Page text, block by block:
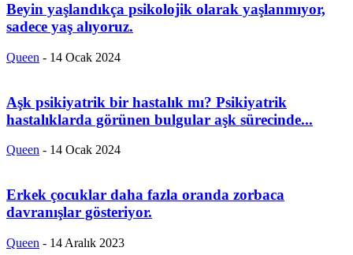
Beyin yaşlandıkça psikolojik olarak yaşlanmıyor,
sadece yaş alıyoruz.
Queen - 14 Ocak 2024
Aşk psikiyatrik bir hastalık mı? Psikiyatrik
hastalıklarda görünen bulgular aşk sürecinde...
Queen - 14 Ocak 2024
Erkek çocuklar daha fazla oranda zorbaca
davranışlar gösteriyor.
Queen - 14 Aralık 2023